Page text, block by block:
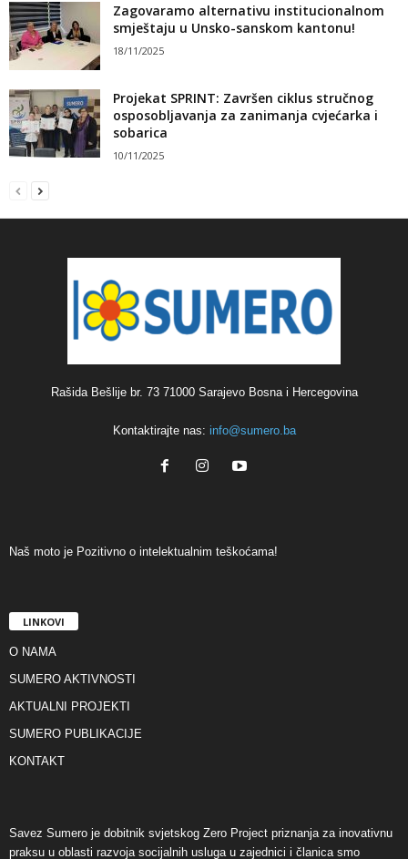
Zagovaramo alternativu institucionalnom
smještaju u Unsko-sanskom kantonu!
18/11/2025
Projekat SPRINT: Završen ciklus stručnog
osposobljavanja za zanimanja cvjećarka i
sobarica
10/11/2025
Rašida Bešlije br. 73 71000 Sarajevo Bosna i Hercegovina
Kontaktirajte nas: info@sumero.ba
Naš moto je Pozitivno o intelektualnim teškoćama!
LINKOVI
O NAMA
SUMERO AKTIVNOSTI
AKTUALNI PROJEKTI
SUMERO PUBLIKACIJE
KONTAKT
Savez Sumero je dobitnik svjetskog Zero Project priznanja za inovativnu
praksu u oblasti razvoja socijalnih usluga u zajednici i članica smo